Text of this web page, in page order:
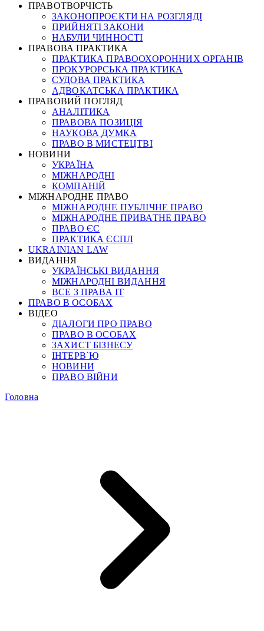
ПРАВОТВОРЧІСТЬ
ЗАКОНОПРОЄКТИ НА РОЗГЛЯДІ
ПРИЙНЯТІ ЗАКОНИ
НАБУЛИ ЧИННОСТІ
ПРАВОВА ПРАКТИКА
ПРАКТИКА ПРАВООХОРОННИХ ОРГАНІВ
ПРОКУРОРСЬКА ПРАКТИКА
СУДОВА ПРАКТИКА
АДВОКАТСЬКА ПРАКТИКА
ПРАВОВИЙ ПОГЛЯД
АНАЛІТИКА
ПРАВОВА ПОЗИЦІЯ
НАУКОВА ДУМКА
ПРАВО В МИСТЕЦТВІ
НОВИНИ
УКРАЇНА
МІЖНАРОДНІ
КОМПАНІЙ
МІЖНАРОДНЕ ПРАВО
МІЖНАРОДНЕ ПУБЛІЧНЕ ПРАВО
МІЖНАРОДНЕ ПРИВАТНЕ ПРАВО
ПРАВО ЄС
ПРАКТИКА ЄСПЛ
UKRAINIAN LAW
ВИДАННЯ
УКРАЇНСЬКІ ВИДАННЯ
МІЖНАРОДНІ ВИДАННЯ
ВСЕ З ПРАВА ІТ
ПРАВО В ОСОБАХ
ВІДЕО
ДІАЛОГИ ПРО ПРАВО
ПРАВО В ОСОБАХ
ЗАХИСТ БІЗНЕСУ
ІНТЕРВ`Ю
НОВИНИ
ПРАВО ВІЙНИ
Головна